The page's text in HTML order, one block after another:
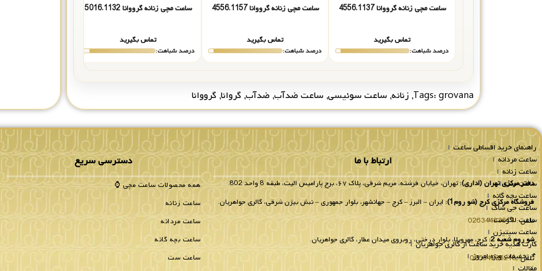
ساعت مچی زنانه گرووانا 4556.1137
تماس بگیرید
درصد شباهت:
ساعت مچی زنانه گرووانا 4556.1157
تماس بگیرید
درصد شباهت:
ساعت مچی زنانه گرووانا 5016.1132
تماس بگیرید
درصد شباهت:
Tags: grovana
, زنانه, ساعت سوئیسی, ساعت ضدآب, ضدآب, گروانا, گرووانا
راهنمای خرید اقساطی ساعت
ساعت مردانه
ساعت زنانه
ساعت ست
ساعت بچه گانه
ساعت جی شاک
ساعت لاگوست
ساعت سیتیزن
کارت هدیه خرید ساعت از گالری جواهریان
📌تخفیفات ویژه امروز
مقالات
ارتباط با ما
دفتر مرکزی تهران (اداری):تهران، خیابان فرشته، مریم شرقی، پلاک ۶۷، برج پارامیس الیت، طبقه 8 واحد 802.
فروشگاه مرکزی کرج (شو روم1):
ایران – البرز – کرج – جهانشهر، بلوار جمهوری – نبش بیژن شرقی، گالری جواهریان.
تلفن :02634483611
شو روم شعبه 2:
کرج، مهرویلا، بلوار درختی، روبروی میدان عطار، گالری جواهریان.
تلفن:02634236218
دسترسی سریع
همه محصولات ساعت مچی ⌚
ساعت زنانه
ساعت مردانه
ساعت بچه گانه
ساعت ست